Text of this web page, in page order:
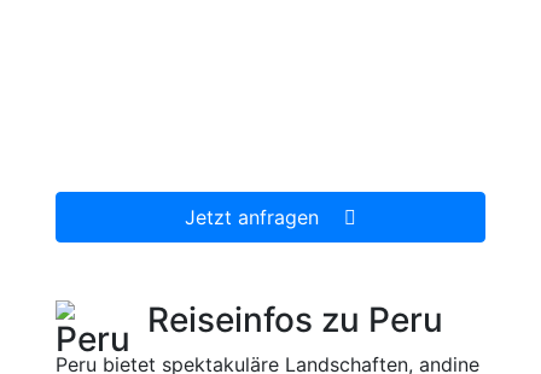
Jetzt anfragen
Reiseinfos zu Peru
Peru bietet spektakuläre Landschaften, andine